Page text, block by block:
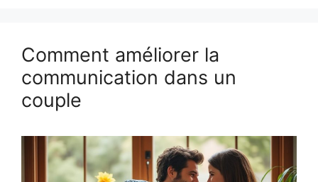
Comment améliorer la
communication dans un
couple